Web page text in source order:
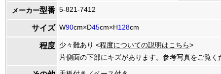
メーカー型番 5-821-7412
サイズ W90cm×D45cm×H128cm
程度 少々難あり <程度についての説明はこちら>
片側面の下部にキズがあります。参考写真をご覧く